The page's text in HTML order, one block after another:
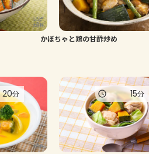
かぼちゃと鶏の甘酢炒め
20分 15分